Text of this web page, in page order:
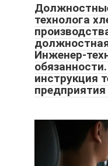
технолога
Инженер-
инструкция